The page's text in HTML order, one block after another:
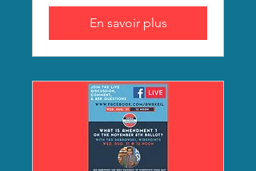
En savoir plus